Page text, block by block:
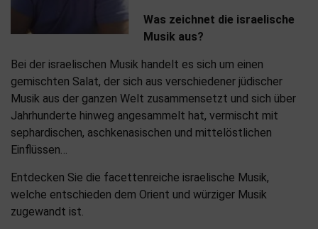
Was zeichnet die israelische
Musik aus?
Bei der israelischen Musik handelt es sich um einen
gemischten Salat, der sich aus verschiedener jüdischer
Musik aus der ganzen Welt zusammensetzt und sich über
Jahrhunderte hinweg angesammelt hat, vermischt mit
sephardischen, aschkenasischen und mittelöstlichen
Einflüssen…
Entdecken Sie die facettenreiche israelische Musik,
welche entschieden dem Orient und würziger Musik
zugewandt ist.